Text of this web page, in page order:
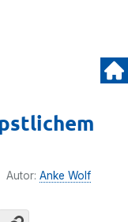
Autor:Anke Wolf